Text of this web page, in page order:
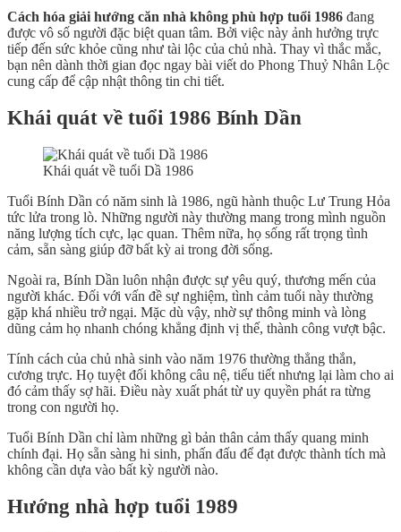
Cách hóa giải hướng căn nhà không phù hợp tuổi 1986 đang
được vô số người đặc biệt quan tâm. Bởi việc này ảnh hưởng trực
tiếp đến sức khỏe cũng như tài lộc của chủ nhà. Thay vì thắc mắc,
bạn nên dành thời gian đọc ngay bài viết do Phong Thuỷ Nhân Lộc
cung cấp để cập nhật thông tin chi tiết.
Khái quát về tuổi 1986 Bính Dần
Khái quát về tuổi Dầ 1986
Tuổi Bính Dần có năm sinh là 1986, ngũ hành thuộc Lư Trung Hỏa
tức lửa trong lò. Những người này thường mang trong mình nguồn
năng lượng tích cực, lạc quan. Thêm nữa, họ sống rất trọng tình
cảm, sẵn sàng giúp đỡ bất kỳ ai trong đời sống.
Ngoài ra, Bính Dần luôn nhận được sự yêu quý, thương mến của
người khác. Đối với vấn đề sự nghiệm, tình cảm tuổi này thường
gặp khá nhiều trở ngại. Mặc dù vậy, nhờ sự thông minh và lòng
dũng cảm họ nhanh chóng khẳng định vị thế, thành công vượt bậc.
Tính cách của chủ nhà sinh vào năm 1976 thường thẳng thắn,
cương trực. Họ tuyệt đối không câu nệ, tiểu tiết nhưng lại làm cho ai
đó cảm thấy sợ hãi. Điều này xuất phát từ uy quyền phát ra từng
trong con người họ.
Tuổi Bính Dần chỉ làm những gì bản thân cảm thấy quang minh
chính đại. Họ sẵn sàng hi sinh, phấn đấu để đạt được thành tích mà
không cần dựa vào bất kỳ người nào.
Hướng nhà hợp tuổi 1989